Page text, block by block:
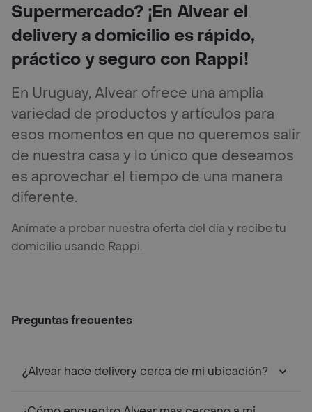
Supermercado? ¡En Alvear el
delivery a domicilio es rápido,
práctico y seguro con Rappi!
En Uruguay, Alvear ofrece una amplia
variedad de productos y artículos para
esos momentos en que no queremos salir
de nuestra casa y lo único que deseamos
es aprovechar el tiempo de una manera
diferente.
Anímate a probar nuestra oferta del día y recibe tu
domicilio usando Rappi.
Preguntas frecuentes
¿Alvear hace delivery cerca de mi ubicación?